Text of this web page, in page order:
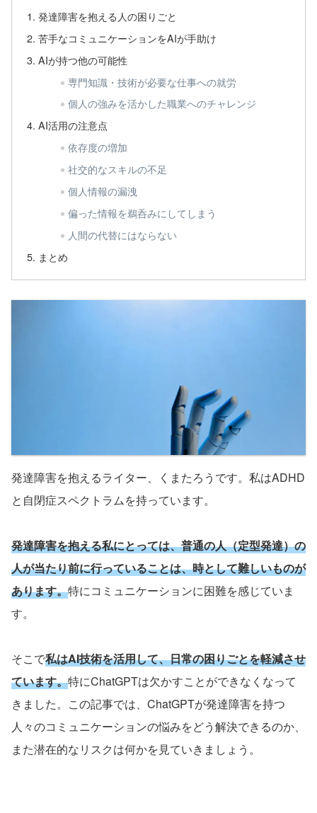
発達障害を抱える人の困りごと
苦手なコミュニケーションをAIが手助け
AIが持つ他の可能性
専門知識・技術が必要な仕事への就労
個人の強みを活かした職業へのチャレンジ
AI活用の注意点
依存度の増加
社交的なスキルの不足
個人情報の漏洩
偏った情報を鵜呑みにしてしまう
人間の代替にはならない
まとめ
発達障害を抱えるライター、くまたろうです。私はADHD
と自閉症スペクトラムを持っています。
発達障害を抱える私にとっては、普通の人（定型発達）の
人が当たり前に行っていることは、時として難しいものが
あります。特にコミュニケーションに困難を感じていま
す。
そこで私はAI技術を活用して、日常の困りごとを軽減させ
ています。特にChatGPTは欠かすことができなくなって
きました。この記事では、 ChatGPTが発達障害を持つ
人々のコミュニケーションの悩みをどう解決できるのか、
また潜在的なリスクは何かを見ていきましょう。